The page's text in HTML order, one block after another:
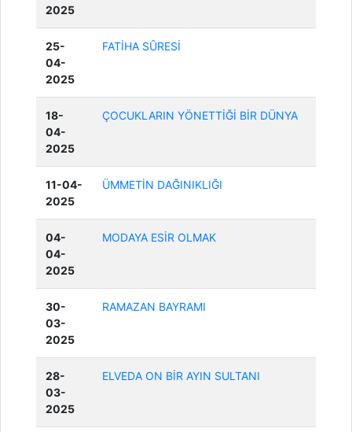
2025
25-
04-
2025
FATİHA SÛRESİ
18-
04-
2025
ÇOCUKLARIN YÖNETTİĞİ BİR DÜNYA
11-04-
2025
ÜMMETİN DAĞINIKLIĞI
04-
04-
2025
MODAYA ESİR OLMAK
30-
03-
2025
RAMAZAN BAYRAMI
28-
03-
2025
ELVEDA ON BİR AYIN SULTANI